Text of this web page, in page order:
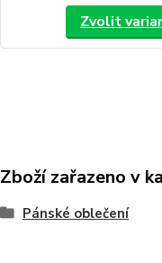
Zvolit
Zboží zařazeno v
Pánské oblečení